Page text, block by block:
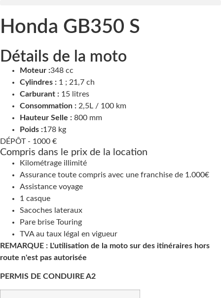
Honda GB350 S
Détails de la moto
Moteur :348 cc
Cylindres : 1 ; 21,7 ch
Carburant : 15 litres
Consommation : 2,5L / 100 km
Hauteur Selle : 800 mm
Poids :178 kg
DÉPÔT - 1000 €
Compris dans le prix de la location
Kilométrage illimité
Assurance toute compris avec une franchise de 1.000€
Assistance voyage
1 casque
Sacoches lateraux
Pare brise Touring
TVA au taux légal en vigueur
REMARQUE : L'utilisation de la moto sur des itinéraires hors
route n'est pas autorisée
PERMIS DE CONDUIRE A2